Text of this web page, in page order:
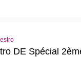
DE Spécial